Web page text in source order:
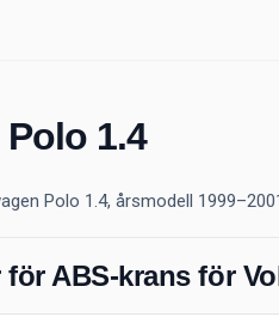
1.4
Polo 1.4, årsmodell
ABS-krans för